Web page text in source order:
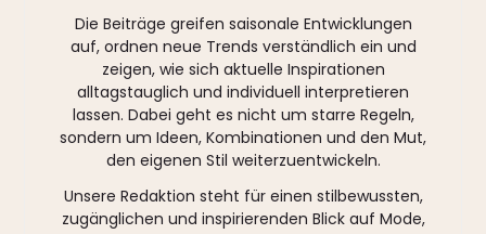
Die Beiträge greifen saisonale Entwicklungen
auf, ordnen neue Trends verständlich ein und
zeigen, wie sich aktuelle Inspirationen
alltagstauglich und individuell interpretieren
lassen. Dabei geht es nicht um starre Regeln,
sondern um Ideen, Kombinationen und den Mut,
den eigenen Stil weiterzuentwickeln.
Unsere Redaktion steht für einen stilbewussten,
zugänglichen und inspirierenden Blick auf Mode,